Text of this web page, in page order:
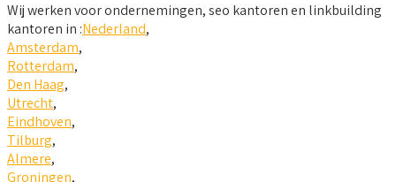
Wij werken voor ondernemingen, seo kantoren en linkbuilding
kantoren in :Nederland,
Amsterdam,
Rotterdam,
Den Haag,
Utrecht,
Eindhoven,
Tilburg,
Almere,
Groningen,